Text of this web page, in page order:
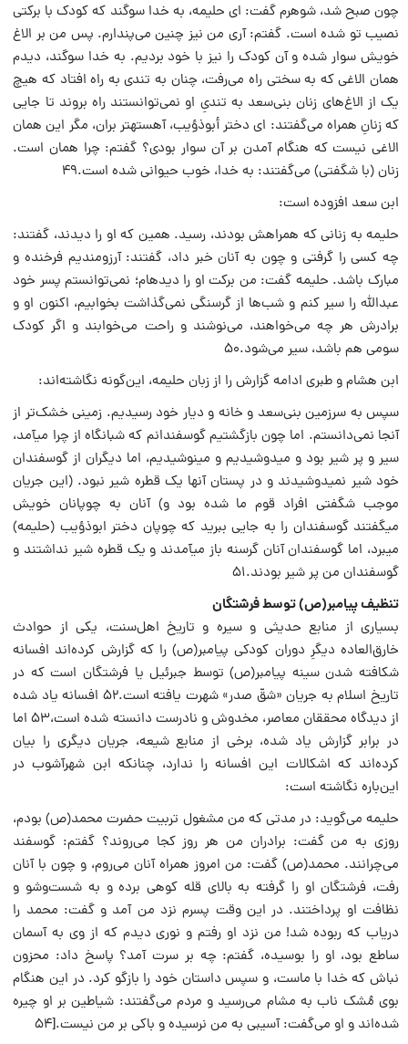
چون صبح شد، شوهرم گفت: ای حلیمه، به خدا سوگند که کودک با برکتی
نصیب تو شده است. گفتم: آری من نیز چنین می‌پندارم. پس من بر الاغ
خویش سوار شده و آن کودک را نیز با خود بردیم. به خدا سوگند، دیدم
همان الاغی که به سختی راه می‌رفت، چنان به تندی به راه افتاد که هیچ
یک از الاغ‌های زنان بنی‌سعد به تندیِ او نمی‌توانستند راه بروند تا جایی
که زنانِ همراه می‌گفتند: ای دختر أبو‌ذؤیب، آهسته‏تر بران، مگر این همان
الاغی نیست که هنگام آمدن بر آن سوار بودی؟ گفتم: چرا همان است.
زنان (با شگفتی) می‌گفتند: به خدا، خوب حیوانی شده است.۴۹
ابن سعد افزوده است:
حلیمه به زنانی که همراهش بودند، رسید. همین که او را دیدند، گفتند:
چه کسی را گرفتی و چون به آنان خبر داد، گفتند: آرزومندیم فرخنده و
مبارک باشد. حلیمه گفت: من برکت او را دیده‏ام؛ نمی‌‏توانستم پسر خود
عبدالله را سیر کنم و شب‌ها از گرسنگی نمی‌‏گذاشت بخوابیم، اکنون او و
برادرش هر چه می‌‏خواهند، می‌‏نوشند و راحت می‌خوابند و اگر کودک
سومی هم باشد، سیر می‌‏شود.۵۰
ابن هشام و طبری ادامه گزارش را از زبان حلیمه، این‌گونه نگاشته‌اند:
سپس به سرزمین بنی‌سعد و خانه و دیار خود رسیدیم. زمینی خشک‌تر از
آنجا نمی‌دانستم. اما چون بازگشتیم گوسفندانم که شبانگاه از چرا می‏آمد،
سیر و پر شیر بود و می‏دوشیدیم و می‏نوشیدیم، اما دیگران از گوسفندان
خود شیر نمی‏دوشیدند و در پستان آنها یک قطره شیر نبود. (این جریان
موجب شگفتی افراد قوم ما شده بود و) آنان به چوپانان خویش
می‏گفتند گوسفندان را به جایی ببرید که چوپان دختر ابوذؤیب (حلیمه)
می‏برد، اما گوسفندان آنان گرسنه باز می‏آمدند و یک قطره شیر نداشتند و
گوسفندان من پر شیر بودند.۵۱
تنظیف پیامبر‌(ص) توسط فرشتگان
بسیاری از منابع حدیثی و سیره و تاریخ اهل‌سنت، یکی از حوادث
خارق‌العاده دیگرِ دوران کودکی پیامبر(ص) را که گزارش کرده‌اند افسانه
شکافته شدن سینه پیامبر‌(ص) توسط جبرئیل یا فرشتگان است که در
تاریخ اسلام به جریان «شقّ صدر» شهرت یافته است.۵۲ افسانه یاد شده
از دیدگاه محققان معاصر، مخدوش و نادرست دانسته شده است،۵۳ اما
در برابر گزارش یاد شده، برخی از منابع شیعه، جریان دیگری را بیان
کرده‌اند که اشکالات این افسانه را ندارد، چنانکه ابن شهرآشوب در
این‌باره نگاشته است:
حلیمه می‌گوید: در مدتی که من مشغول تربیت حضرت محمد‌(ص) بودم،
روزی به من گفت: برادران من هر روز کجا می‌روند؟ گفتم: گوسفند
می‌چرانند. محمد‌(ص) گفت: من امروز همراه آنان می‌روم، و چون با آنان
رفت، فرشتگان او را گرفته به بالای قله کوهی برده و به شست‌وشو و
نظافت او پرداختند. در این وقت پسرم نزد من آمد و گفت: محمد را
دریاب که ربوده شد! من نزد او رفتم و نوری دیدم که از وی به آسمان
ساطع بود، او را بوسیده، گفتم: چه بر سرت آمد؟ پاسخ داد: محزون
نباش که خدا با ماست، و سپس داستان خود را بازگو کرد. در این هنگام
بوی مُشک ناب به مشام می‌رسید و مردم می‌گفتند: شیاطین بر او چیره
شد‌ه‌اند و او می‌گفت: آسیبی به من نرسیده و باکی بر من نیست.[۵۴